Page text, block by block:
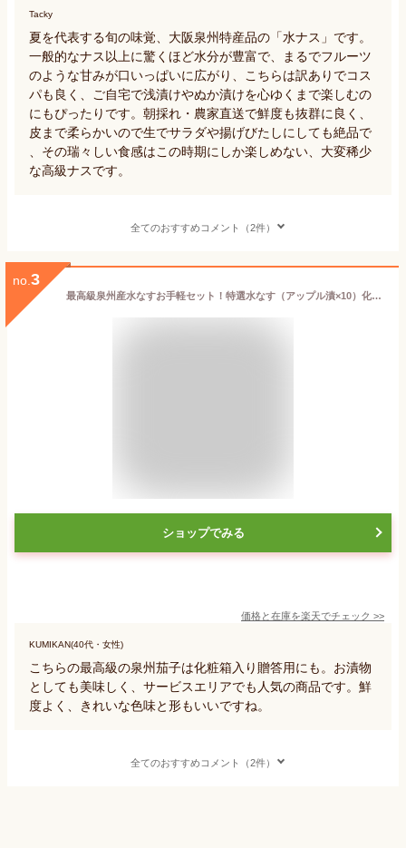
Tacky
夏を代表する旬の味覚、大阪泉州特産品の「水ナス」です。
一般的なナス以上に驚くほど水分が豊富で、まるでフルーツ
のような甘みが口いっぱいに広がり、こちらは訳ありでコス
パも良く、ご自宅で浅漬けやぬか漬けを心ゆくまで楽しむの
にもぴったりです。朝採れ・農家直送で鮮度も抜群に良く、
皮まで柔らかいので生でサラダや揚げびたしにしても絶品で
、その瑞々しい食感はこの時期にしか楽しめない、大変稀少
な高級ナスです。
全てのおすすめコメント（2件）
no. 3
最高級泉州産水なすお手軽セット！特選水なす（アップル漬×10）化粧箱入☆水ナス姿液漬【水茄子】【漬物】
ショップでみる
価格と在庫を楽天でチェック >>
KUMIKAN(40代・女性)
こちらの最高級の泉州茄子は化粧箱入り贈答用にも。お漬物
としても美味しく、サービスエリアでも人気の商品です。鮮
度よく、きれいな色味と形もいいですね。
全てのおすすめコメント（2件）